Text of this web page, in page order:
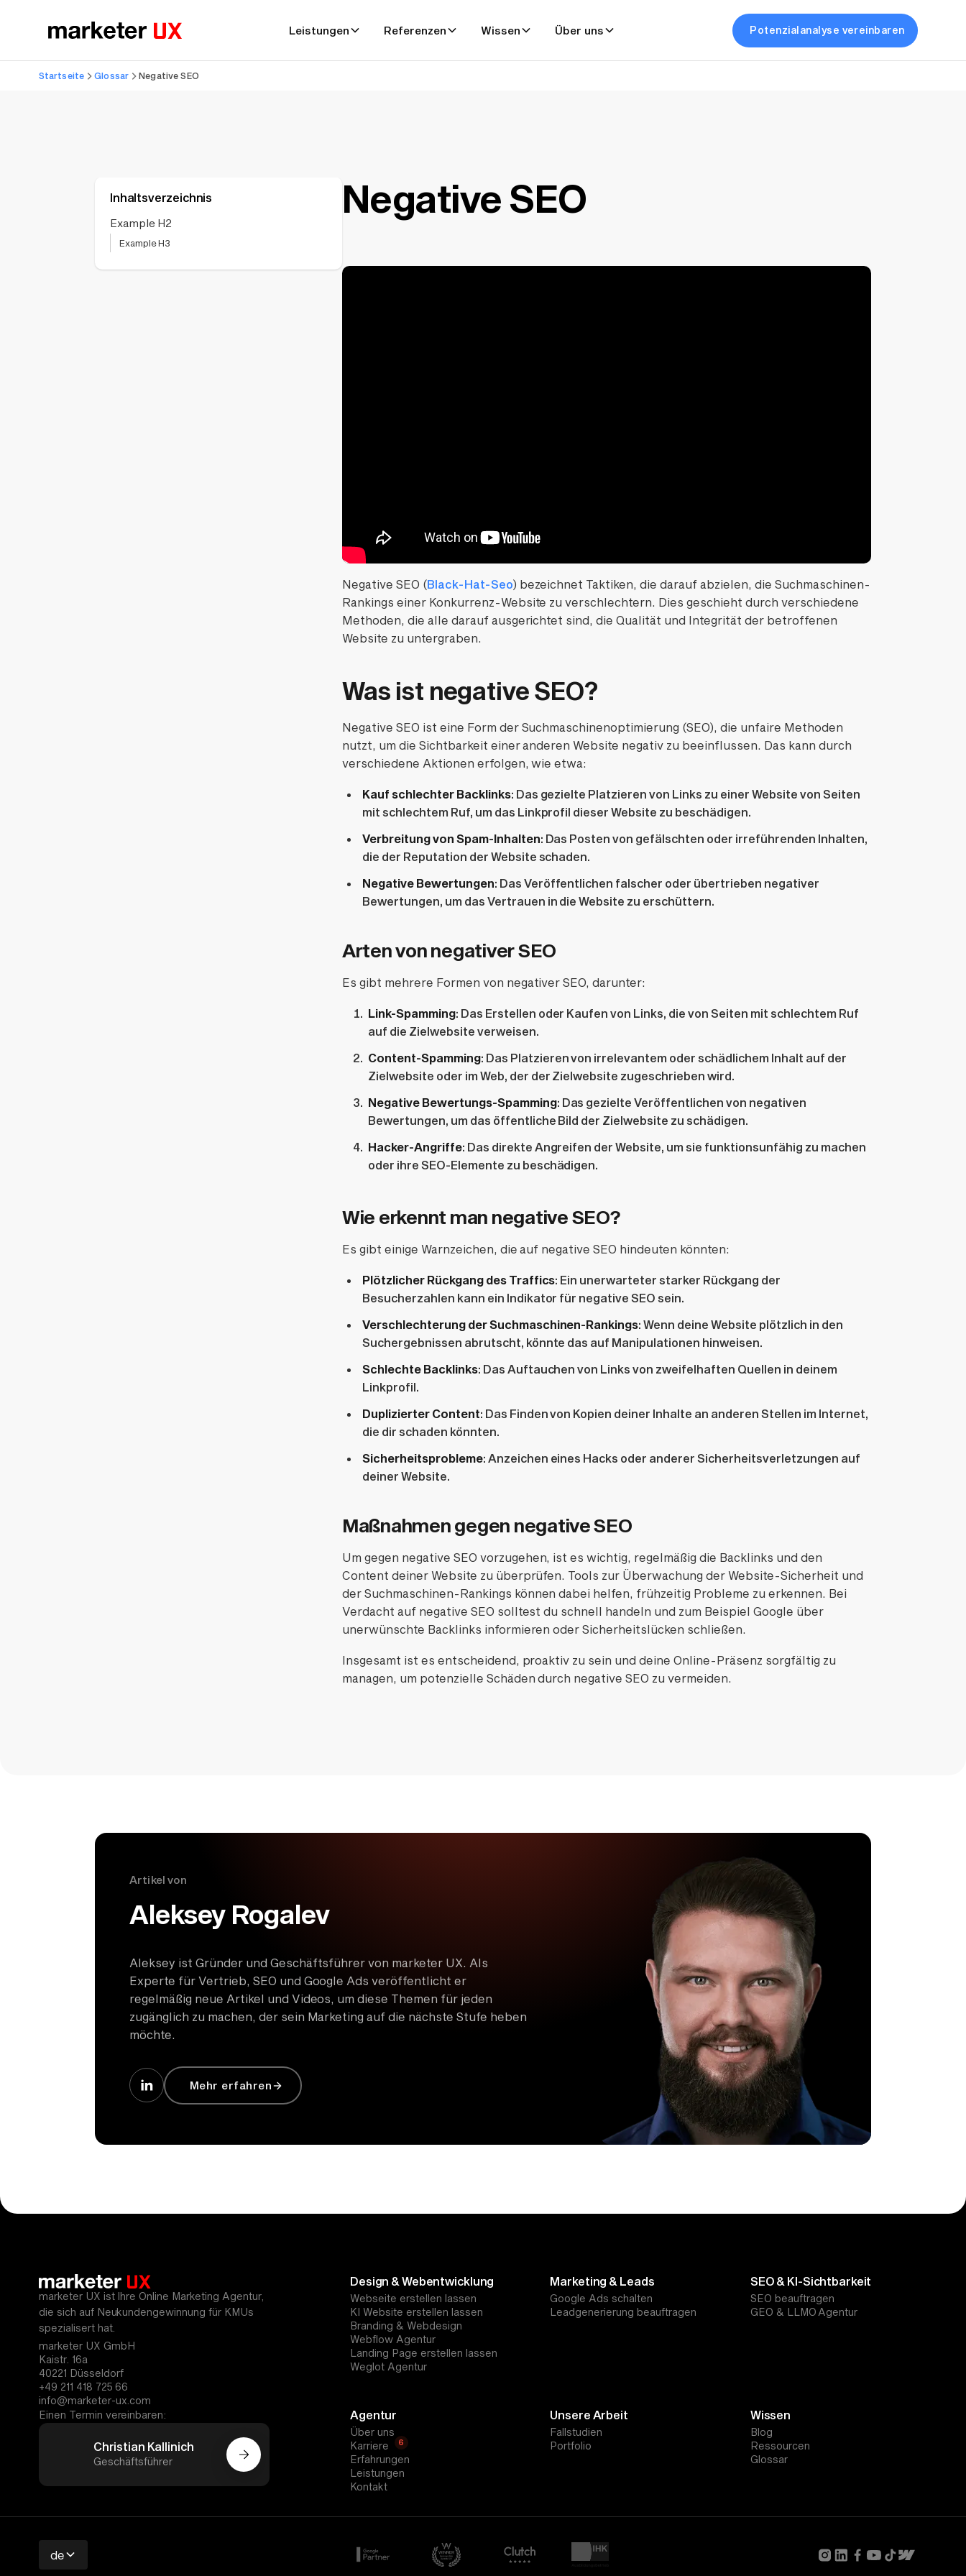
Leistungen Referenzen Wissen Über uns Potenzialanalyse vereinbaren
Startseite Glossar Negative SEO
Inhaltsverzeichnis
Example H2
Example H3
Negative SEO
Negative SEO (Black-Hat-Seo) bezeichnet Taktiken, die darauf abzielen, die Suchmaschinen-
Rankings einer Konkurrenz-Website zu verschlechtern. Dies geschieht durch verschiedene
Methoden, die alle darauf ausgerichtet sind, die Qualität und Integrität der betroffenen
Website zu untergraben.
Was ist negative SEO?
Negative SEO ist eine Form der Suchmaschinenoptimierung (SEO), die unfaire Methoden
nutzt, um die Sichtbarkeit einer anderen Website negativ zu beeinflussen. Das kann durch
verschiedene Aktionen erfolgen, wie etwa:
Kauf schlechter Backlinks: Das gezielte Platzieren von Links zu einer Website von Seiten
mit schlechtem Ruf, um das Linkprofil dieser Website zu beschädigen.
Verbreitung von Spam-Inhalten: Das Posten von gefälschten oder irreführenden Inhalten,
die der Reputation der Website schaden.
Negative Bewertungen: Das Veröffentlichen falscher oder übertrieben negativer
Bewertungen, um das Vertrauen in die Website zu erschüttern.
Arten von negativer SEO
Es gibt mehrere Formen von negativer SEO, darunter:
Link-Spamming: Das Erstellen oder Kaufen von Links, die von Seiten mit schlechtem Ruf
auf die Zielwebsite verweisen.
Content-Spamming: Das Platzieren von irrelevantem oder schädlichem Inhalt auf der
Zielwebsite oder im Web, der der Zielwebsite zugeschrieben wird.
Negative Bewertungs-Spamming: Das gezielte Veröffentlichen von negativen
Bewertungen, um das öffentliche Bild der Zielwebsite zu schädigen.
Hacker-Angriffe: Das direkte Angreifen der Website, um sie funktionsunfähig zu machen
oder ihre SEO-Elemente zu beschädigen.
Wie erkennt man negative SEO?
Es gibt einige Warnzeichen, die auf negative SEO hindeuten könnten:
Plötzlicher Rückgang des Traffics: Ein unerwarteter starker Rückgang der
Besucherzahlen kann ein Indikator für negative SEO sein.
Verschlechterung der Suchmaschinen-Rankings: Wenn deine Website plötzlich in den
Suchergebnissen abrutscht, könnte das auf Manipulationen hinweisen.
Schlechte Backlinks: Das Auftauchen von Links von zweifelhaften Quellen in deinem
Linkprofil.
Duplizierter Content: Das Finden von Kopien deiner Inhalte an anderen Stellen im Internet,
die dir schaden könnten.
Sicherheitsprobleme: Anzeichen eines Hacks oder anderer Sicherheitsverletzungen auf
deiner Website.
Maßnahmen gegen negative SEO
Um gegen negative SEO vorzugehen, ist es wichtig, regelmäßig die Backlinks und den
Content deiner Website zu überprüfen. Tools zur Überwachung der Website-Sicherheit und
der Suchmaschinen-Rankings können dabei helfen, frühzeitig Probleme zu erkennen. Bei
Verdacht auf negative SEO solltest du schnell handeln und zum Beispiel Google über
unerwünschte Backlinks informieren oder Sicherheitslücken schließen.
Insgesamt ist es entscheidend, proaktiv zu sein und deine Online-Präsenz sorgfältig zu
managen, um potenzielle Schäden durch negative SEO zu vermeiden.
Artikel von
Aleksey Rogalev
Aleksey ist Gründer und Geschäftsführer von marketer UX. Als
Experte für Vertrieb, SEO und Google Ads veröffentlicht er
regelmäßig neue Artikel und Videos, um diese Themen für jeden
zugänglich zu machen, der sein Marketing auf die nächste Stufe heben
möchte.
Mehr erfahren
marketer UX ist Ihre Online Marketing Agentur,
die sich auf Neukundengewinnung für KMUs
spezialisert hat.
marketer UX GmbH
Kaistr. 16a
40221 Düsseldorf
+49 211 418 725 66
info@marketer-ux.com
Einen Termin vereinbaren:
Christian Kallinich
Geschäftsführer
Design & Webentwicklung
Webseite erstellen lassen
KI Website erstellen lassen
Branding & Webdesign
Webflow Agentur
Landing Page erstellen lassen
Weglot Agentur
Marketing & Leads
Google Ads schalten
Leadgenerierung beauftragen
SEO & KI-Sichtbarkeit
SEO beauftragen
GEO & LLMO Agentur
Agentur
Über uns
Karriere
6
Erfahrungen
Leistungen
Kontakt
Unsere Arbeit
Fallstudien
Portfolio
Wissen
Blog
Ressourcen
Glossar
de